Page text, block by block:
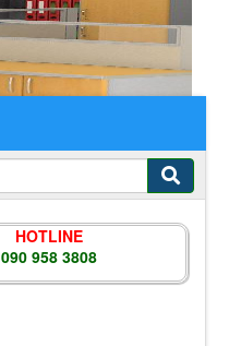
HOTLINE
090 958 3808